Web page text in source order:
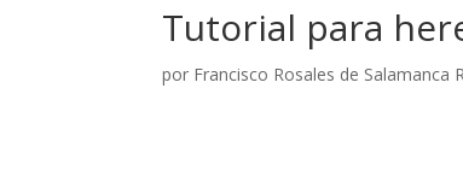
Tutorial para
por Francisco Rosales de Salamanca